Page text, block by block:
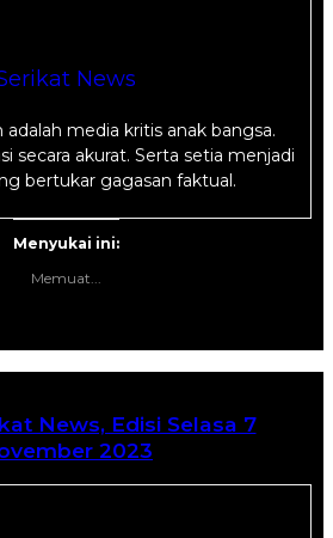
News
media kritis anak bangsa.
secara akurat. Serta setia menjadi
bertukar gagasan faktual.
Menyukai ini:
Memuat...
News, Edisi Selasa 7
2023